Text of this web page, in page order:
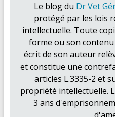
Le blog du Dr Vet
protégé par les lois
intellectuelle. Toute
forme ou son contenu
écrit de son auteur
et constitue une
articles L.3335-2 et
propriété intellectuelle.
3 ans